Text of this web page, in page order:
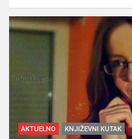
AKTUELNO KNJIŽEVNI KUTAK